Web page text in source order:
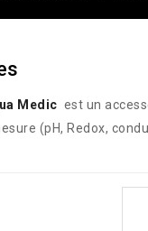
Medic est un
(pH, Redox,